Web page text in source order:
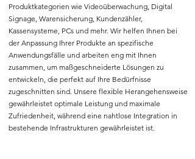
Produktkategorien wie Videoüberwachung, Digital
Signage, Warensicherung, Kundenzähler,
Kassensysteme, PCs und mehr. Wir helfen Ihnen bei
der Anpassung Ihrer Produkte an spezifische
Anwendungsfälle und arbeiten eng mit Ihnen
zusammen, um maßgeschneiderte Lösungen zu
entwickeln, die perfekt auf Ihre Bedürfnisse
zugeschnitten sind. Unsere flexible Herangehensweise
gewährleistet optimale Leistung und maximale
Zufriedenheit, während eine nahtlose Integration in
bestehende Infrastrukturen gewährleistet ist.